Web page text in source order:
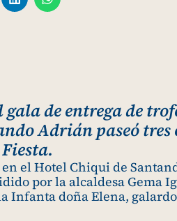
de entrega de
Adrián paseó
el Hotel Chiqui de
por la alcaldesa Gema
doña Elena,